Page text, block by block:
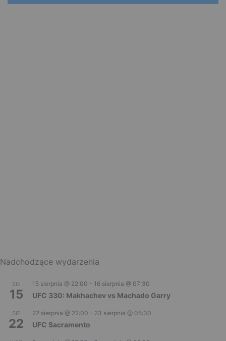
Nadchodzące wydarzenia
SIE
15
15 sierpnia @ 22:00 - 16 sierpnia @ 07:30
UFC 330: Makhachev vs Machado Garry
SIE
22
22 sierpnia @ 22:00 - 23 sierpnia @ 05:30
UFC Sacramento